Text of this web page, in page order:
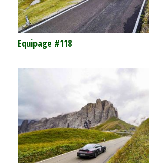
Equipage #118